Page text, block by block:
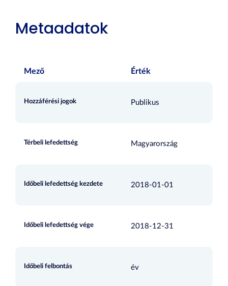
Metaadatok
Mező Érték
Hozzáférési jogok Publikus
Térbeli lefedettség Magyarország
Időbeli lefedettség kezdete 2018-01-01
Időbeli lefedettség vége 2018-12-31
Időbeli felbontás év